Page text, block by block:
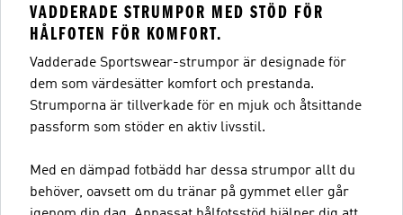
VADDERADE STRUMPOR MED STÖD FÖR
HÅLFOTEN FÖR KOMFORT.
Vadderade Sportswear-strumpor är designade för
dem som värdesätter komfort och prestanda.
Strumporna är tillverkade för en mjuk och åtsittande
passform som stöder en aktiv livsstil.
Med en dämpad fotbädd har dessa strumpor allt du
behöver, oavsett om du tränar på gymmet eller går